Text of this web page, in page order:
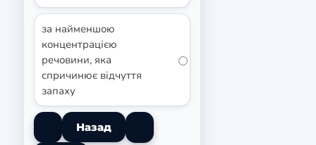
за найменшою
концентрацією
речовини, яка
спричинює відчуття
запаху